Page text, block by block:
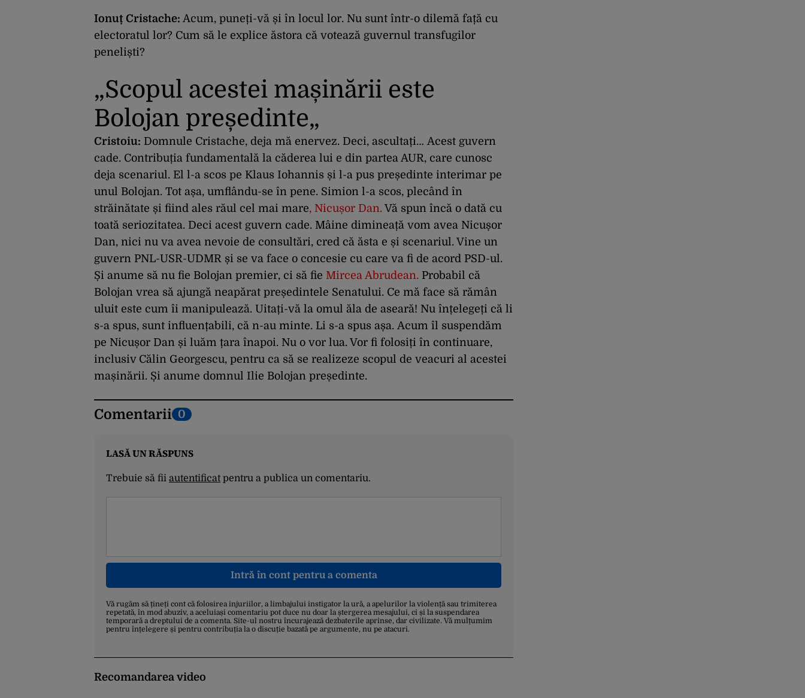
Ionuț Cristache: Acum, puneți-vă și în locul lor. Nu sunt într-o dilemă față cu
electoratul lor? Cum să le explice ăstora că votează guvernul transfugilor
peneliști?
„Scopul acestei mașinării este
Bolojan președinte„
Cristoiu: Domnule Cristache, deja mă enervez. Deci, ascultați… Acest guvern
cade. Contribuția fundamentală la căderea lui e din partea AUR, care cunosc
deja scenariul. El l-a scos pe Klaus Iohannis și l-a pus președinte interimar pe
unul Bolojan. Tot așa, umflându-se în pene. Simion l-a scos, plecând în
străinătate și fiind ales răul cel mai mare, Nicușor Dan. Vă spun încă o dată cu
toată seriozitatea. Deci acest guvern cade. Mâine dimineață vom avea Nicușor
Dan, nici nu va avea nevoie de consultări, cred că ăsta e și scenariul. Vine un
guvern PNL-USR-UDMR și se va face o concesie cu care va fi de acord PSD-ul.
Și anume să nu fie Bolojan premier, ci să fie Mircea Abrudean. Probabil că
Bolojan vrea să ajungă neapărat președintele Senatului. Ce mă face să rămân
uluit este cum îi manipulează. Uitați-vă la omul ăla de aseară! Nu înțelegeți că li
s-a spus, sunt influențabili, că n-au minte. Li s-a spus așa. Acum îl suspendăm
pe Nicușor Dan și luăm țara înapoi. Nu o vor lua. Vor fi folosiți în continuare,
inclusiv Călin Georgescu, pentru ca să se realizeze scopul de veacuri al acestei
mașinării. Și anume domnul Ilie Bolojan președinte.
Comentarii 0
LASĂ UN RĂSPUNS
Trebuie să fii autentificatpentru a publica un comentariu.
Intră în cont pentru a comenta
Vă rugăm să țineți cont că folosirea injuriilor, a limbajului instigator la ură, a apelurilor la violență sau trimiterea
repetată, în mod abuziv, a aceluiași comentariu pot duce nu doar la ștergerea mesajului, ci și la suspendarea
temporară a dreptului de a comenta. Site-ul nostru încurajează dezbaterile aprinse, dar civilizate. Vă mulțumim
pentru înțelegere și pentru contribuția la o discuție bazată pe argumente, nu pe atacuri.
Recomandarea video